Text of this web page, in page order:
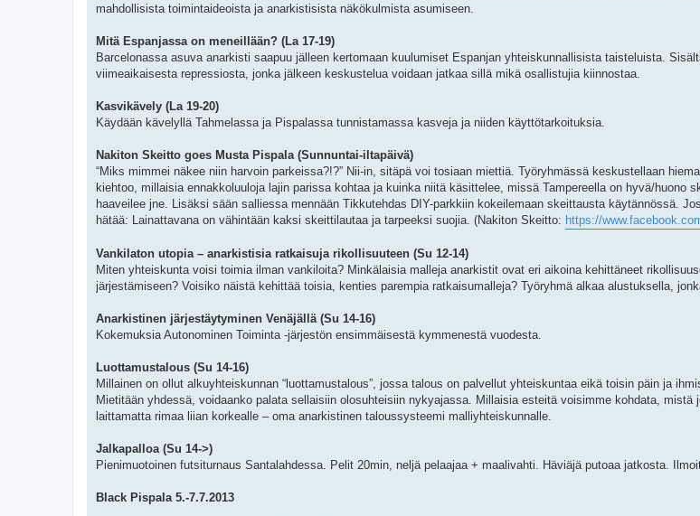
mahdollisista toimintaideoista ja anarkistisista näkökulmista asumiseen.
Mitä Espanjassa on meneillään? (La 17-19)
Barcelonassa asuva anarkisti saapuu jälleen kertomaan kuulumiset Espanjan yhteiskunnallisista taisteluista.
viimeaikaisesta repressiosta, jonka jälkeen keskustelua voidaan jatkaa sillä mikä osallistujia kiinnostaa.
Kasvikävely (La 19-20)
Käydään kävelyllä Tahmelassa ja Pispalassa tunnistamassa kasveja ja niiden käyttötarkoituksia.
Nakiton Skeitto goes Musta Pispala (Sunnuntai-iltapäivä)
“Miks mimmei näkee niin harvoin parkeissa?!?” Nii-in, sitäpä voi tosiaan miettiä. Työryhmässä keskustellaan
kiehtoo, millaisia ennakkoluuloja lajin parissa kohtaa ja kuinka niitä käsittelee, missä Tampereella on hyvä/huono
haaveilee jne. Lisäksi sään salliessa mennään Tikkutehdas DIY-parkkiin kokeilemaan skeittausta käytännössä.
hätää: Lainattavana on vähintään kaksi skeittilautaa ja tarpeeksi suojia. (Nakiton Skeitto: https://
Vankilaton utopia – anarkistisia ratkaisuja rikollisuuteen (Su 12-14)
Miten yhteiskunta voisi toimia ilman vankiloita? Minkälaisia malleja anarkistit ovat eri aikoina kehittäneet
järjestämiseen? Voisiko näistä kehittää toisia, kenties parempia ratkaisumalleja? Työryhmä alkaa alustuksella,
Anarkistinen järjestäytyminen Venäjällä (Su 14-16)
Kokemuksia Autonominen Toiminta -järjestön ensimmäisestä kymmenestä vuodesta.
Luottamustalous (Su 14-16)
Millainen on ollut alkuyhteiskunnan “luottamustalous”, jossa talous on palvellut yhteiskuntaa eikä toisin päin ja
Mietitään yhdessä, voidaanko palata sellaisiin olosuhteisiin nykyajassa. Millaisia esteitä voisimme kohdata, mistä
laittamatta rimaa liian korkealle – oma anarkistinen taloussysteemi malliyhteiskunnalle.
Jalkapalloa (Su 14->)
Pienimuotoinen futsiturnaus Santalahdessa. Pelit 20min, neljä pelaajaa + maalivahti. Häviäjä putoaa jatkosta.
Black Pispala 5.-7.7.2013